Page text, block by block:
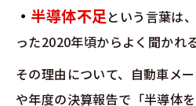
・ 半導体不足という言葉は、
った2020年頃からよく聞かれ
その理由について、自動車メ
や年度の決算報告で「半導体